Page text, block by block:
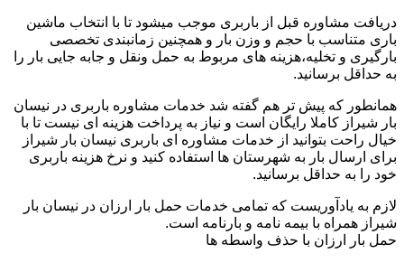
دریافت مشاوره قبل از باربری موجب میشود تا با انتخاب ماشین
باری متناسب با حجم و وزن بار و همچنین زمانبندی تخصصی
بارگیری و تخلیه،هزینه های مربوط به حمل ونقل و جابه جایی بار را
به حداقل برسانید.
همانطور که پیش تر هم گفته شد خدمات مشاوره باربری در نیسان
بار شیراز کاملا رایگان است و نیاز به پرداخت هزینه ای نیست تا با
خیال راحت بتوانید از خدمات مشاوره ای باربری نیسان بار شیراز
برای ارسال بار به شهرستان ها استفاده کنید و نرخ هزینه باربری
خود را به حداقل برسانید.
لازم به یادآوریست که تمامی خدمات حمل بار ارزان در نیسان بار
شیراز همراه با بیمه نامه و بارنامه است.
حمل بار ارزان با حذف واسطه ها